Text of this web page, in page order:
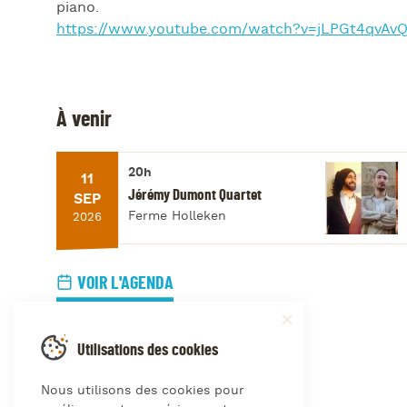
piano.
https://www.youtube.com/
À venir
11
SEP
2026
20h
Jérémy Dumont Quartet
Ferme Holleken
VOIR L'AGENDA
Utilisations des cookies
Nous utilisons des cookies pour